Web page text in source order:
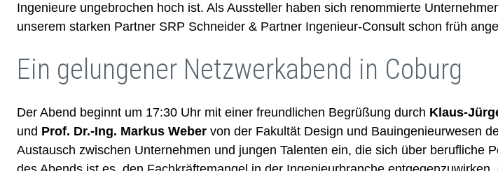
Ingenieure ungebrochen hoch ist. Als Aussteller haben sich renommierte
unserem starken Partner SRP Schneider & Partner Ingenieur-Consult schon früh
Ein gelungener Netzwerkabend in Coburg
Der Abend beginnt um 17:30 Uhr mit einer freundlichen Begrüßung durch Klaus-
und Prof. Dr.-Ing. Markus Weber von der Fakultät Design und Bauingenieurwesen
Austausch zwischen Unternehmen und jungen Talenten ein, die sich über berufliche